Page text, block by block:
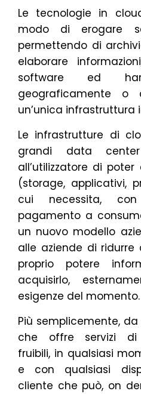
Le tecnologie in
modo di erogare
permettendo di
elaborare
software ed
geograficamente o
un’unica infrastruttura
Le infrastrutture di
grandi data
all’utilizzatore di
(storage, applicativi,
cui necessita,
pagamento a
un nuovo modello
alle aziende di ridurre
proprio potere
acquisirlo,
esigenze del momento.
Più semplicemente,
che offre servizi di
fruibili, in qualsiasi
e con qualsiasi
cliente che può, on